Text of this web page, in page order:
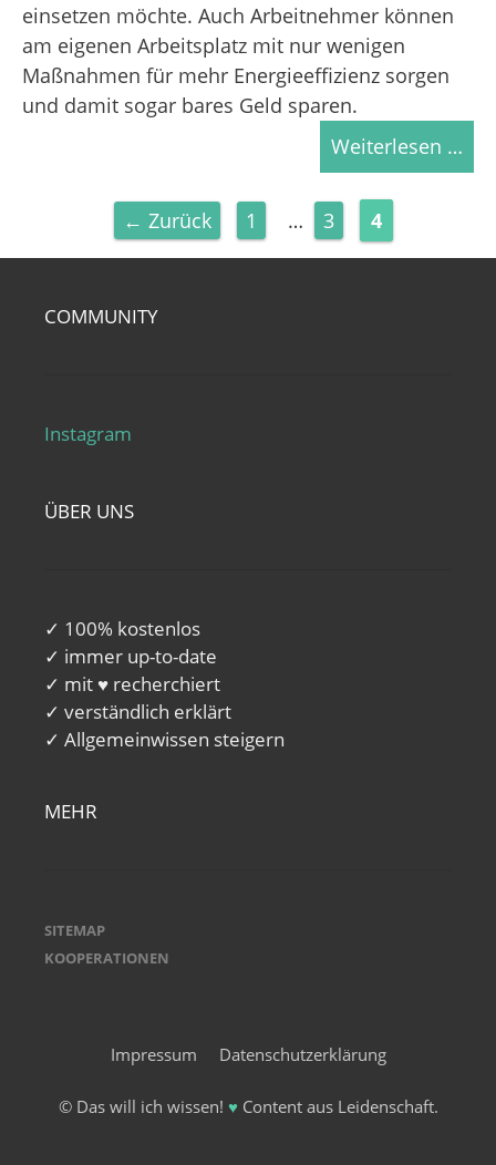
einsetzen möchte. Auch Arbeitnehmer können
am eigenen Arbeitsplatz mit nur wenigen
Maßnahmen für mehr Energieeffizienz sorgen
und damit sogar bares Geld sparen.
Weiterlesen …
← Zurück Seite
1 … Seite
3 Seite
4
COMMUNITY
Instagram
ÜBER UNS
✓ 100% kostenlos
✓ immer up-to-date
✓ mit ♥ recherchiert
✓ verständlich erklärt
✓ Allgemeinwissen steigern
MEHR
SITEMAP
KOOPERATIONEN
Impressum Datenschutzerklärung
© Das will ich wissen! ♥ Content aus Leidenschaft.